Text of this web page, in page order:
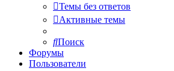
Темы без ответов
Активные темы
Поиск
Форумы
Пользователи